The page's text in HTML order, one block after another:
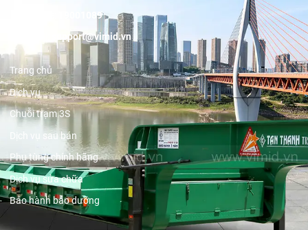
19001089
support@vimid.vn
Trang chủ
Dịch vụ
Chuỗi trạm 3S
Dịch vụ sau bán
Phụ tùng chính hãng
Dịch vụ sửa chữa
Bảo hành bảo dưỡng